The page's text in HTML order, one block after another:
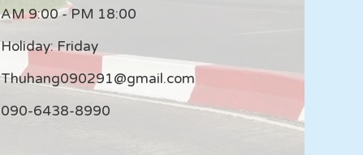
AM 9:00 - PM 18:00
Holiday: Friday
Thuhang090291@gmail.com
090-6438-8990